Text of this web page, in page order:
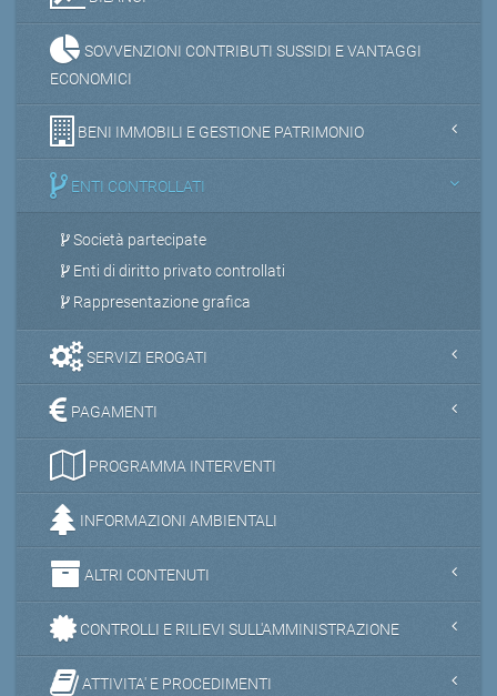
SOVVENZIONI CONTRIBUTI SUSSIDI E VANTAGGI
ECONOMICI
BENI IMMOBILI E GESTIONE PATRIMONIO
ENTI CONTROLLATI
Società partecipate
Enti di diritto privato controllati
Rappresentazione grafica
SERVIZI EROGATI
PAGAMENTI
PROGRAMMA INTERVENTI
INFORMAZIONI AMBIENTALI
ALTRI CONTENUTI
CONTROLLI E RILIEVI SULL'AMMINISTRAZIONE
ATTIVITA' E PROCEDIMENTI